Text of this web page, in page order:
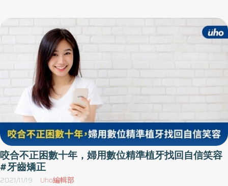
咬合不正困數十年，婦用數位精準植牙找回自信笑容
#牙齒矯正
2021/11/19 Uho編輯部